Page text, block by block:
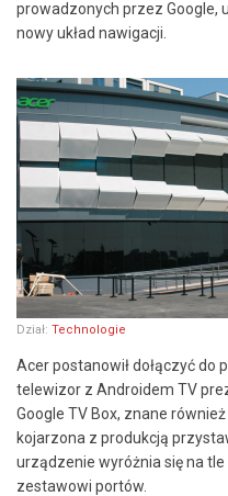
prowadzonych przez Google,
nowy układ nawigacji.
Dział: Technologie
Acer postanowił dołączyć
telewizor z Androidem TV
Google TV Box, znane
kojarzona z produkcją
urządzenie wyróżnia się na
zestawowi portów.